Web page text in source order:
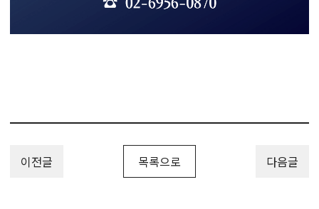
이전글 목록으로 다음글